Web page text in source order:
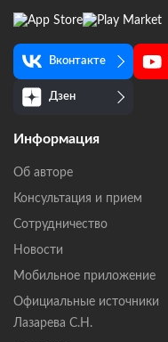
Вконтакте
Дзен
Информация
Об авторе
Консультация и прием
Сотрудничество
Новости
Мобильное приложение
Официальные источники
Лазарева С.Н.